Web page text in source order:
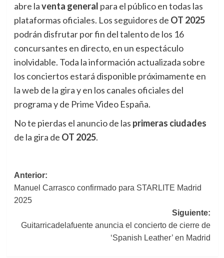
abre laventa general para el público en todas las
plataformas oficiales. Los seguidores de OT 2025
podrán disfrutar por fin del talento de los 16
concursantes en directo, en un espectáculo
inolvidable. Toda la información actualizada sobre
los conciertos estará disponible próximamente en
la web de la gira y en los canales oficiales del
programa y de Prime Video España.
No te pierdas el anuncio de las primeras ciudades
de la gira de OT 2025.
Navegación
de
Anterior:
Manuel Carrasco confirmado para STARLITE Madrid
2025
Siguiente:
Guitarricadelafuente anuncia el concierto de cierre de
‘Spanish Leather’ en Madrid